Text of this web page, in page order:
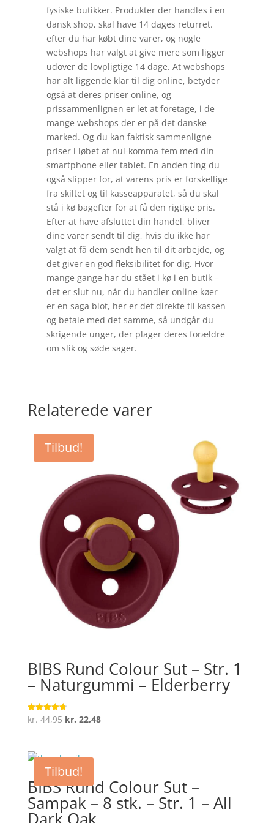
fysiske butikker. Produkter der handles i en
dansk shop, skal have 14 dages returret.
efter du har købt dine varer, og nogle
webshops har valgt at give mere som ligger
udover de lovpligtige 14 dage. At webshops
har alt liggende klar til dig online, betyder
også at deres priser online, og
prissammenlignen er let at foretage, i de
mange webshops der er på det danske
marked. Og du kan faktisk sammenligne
priser i løbet af nul-komma-fem med din
smartphone eller tablet. En anden ting du
også slipper for, at varens pris er forskellige
fra skiltet og til kasseapparatet, så du skal
stå i kø bagefter for at få den rigtige pris.
Efter at have afsluttet din handel, bliver
dine varer sendt til dig, hvis du ikke har
valgt at få dem sendt hen til dit arbejde, og
det giver en god fleksibilitet for dig. Hvor
mange gange har du stået i kø i en butik –
det er slut nu, når du handler online køer
er en saga blot, her er det direkte til kassen
og betale med det samme, så undgår du
skrigende unger, der plager deres forældre
om slik og søde sager.
Relaterede varer
Tilbud!
BIBS Rund Colour Sut – Str. 1
– Naturgummi – Elderberry
Vurderet
4.7
kr.44,95 Den
var:
kr. 44,95.
kr. 22,48Den
Tilbud!
BIBS Rund Colour Sut –
Sampak – 8 stk. – Str. 1 – All